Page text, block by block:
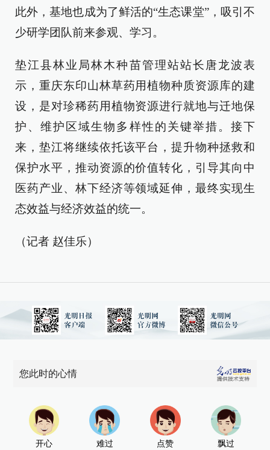
此外，基地也成为了鲜活的“生态课堂”，吸引不
少研学团队前来参观、学习。
垫江县林业局林木种苗管理站站长唐龙波表
示，重庆东印山林草药用植物种质资源库的建
设，是对珍稀药用植物资源进行就地与迁地保
护、维护区域生物多样性的关键举措。接下
来，垫江将继续依托该平台，提升物种拯救和
保护水平，推动资源的价值转化，引导其向中
医药产业、林下经济等领域延伸，最终实现生
态效益与经济效益的统一。
（记者 赵佳乐）
您此时的心情
开心 难过 点赞 飘过